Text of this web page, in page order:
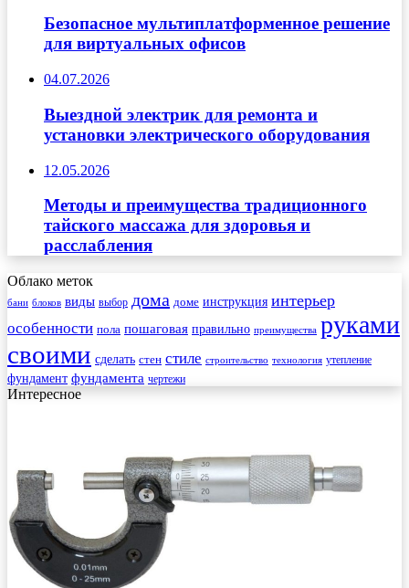
Безопасное мультиплатформенное решение
для виртуальных офисов
04.07.2026
Выездной электрик для ремонта и
установки электрического оборудования
12.05.2026
Методы и преимущества традиционного
тайского массажа для здоровья и
расслабления
Облако меток
бани блоков виды выбор дома доме инструкция интерьер
особенности пола пошаговая правильно преимущества руками
своими сделать стен стиле строительство технология утепление
фундамент фундамента чертежи
Интересное